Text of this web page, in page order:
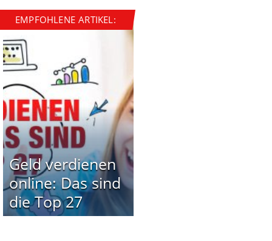
EMPFOHLENE ARTIKEL:
Geld verdienen
online: Das sind
die Top 27